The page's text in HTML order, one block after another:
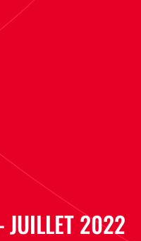
JUILLET 2022